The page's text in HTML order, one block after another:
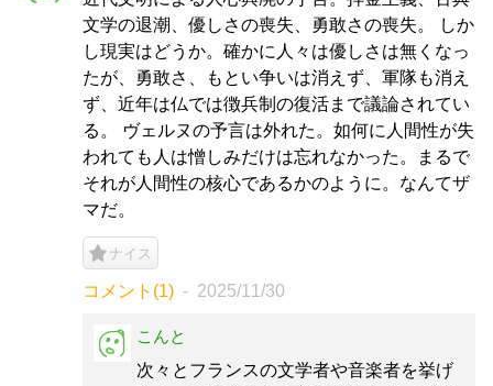
文学の退潮、優しさの喪失、勇敢さの喪失。 しか
し現実はどうか。確かに人々は優しさは無くなっ
たが、勇敢さ、もとい争いは消えず、軍隊も消え
ず、近年は仏では徴兵制の復活まで議論されてい
る。 ヴェルヌの予言は外れた。如何に人間性が失
われても人は憎しみだけは忘れなかった。まるで
それが人間性の核心であるかのように。なんてザ
マだ。
ナイス
コメント(1) 2025/11/30
こんと
次々とフランスの文学者や音楽者を挙げ